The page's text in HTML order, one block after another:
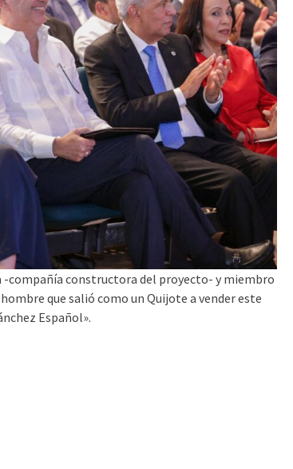
compañía constructora del proyecto- y miembro
que salió como un Quijote a vender este
Español».